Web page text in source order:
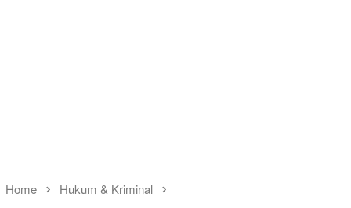
Home Hukum & Kriminal